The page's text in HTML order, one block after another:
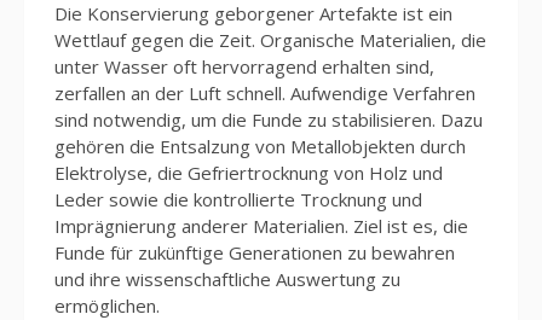
Die Konservierung geborgener Artefakte ist ein
Wettlauf gegen die Zeit. Organische Materialien, die
unter Wasser oft hervorragend erhalten sind,
zerfallen an der Luft schnell. Aufwendige Verfahren
sind notwendig, um die Funde zu stabilisieren. Dazu
gehören die Entsalzung von Metallobjekten durch
Elektrolyse, die Gefriertrocknung von Holz und
Leder sowie die kontrollierte Trocknung und
Imprägnierung anderer Materialien. Ziel ist es, die
Funde für zukünftige Generationen zu bewahren
und ihre wissenschaftliche Auswertung zu
ermöglichen.